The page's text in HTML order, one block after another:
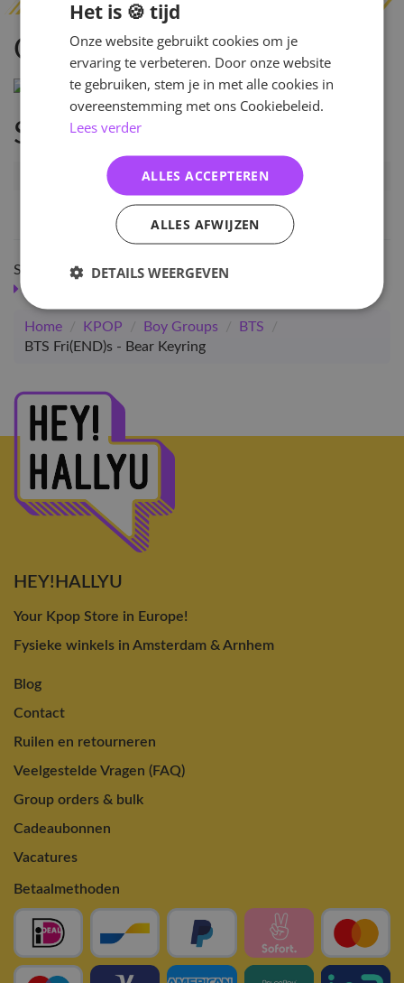
Omschrijving
Specificaties
Artikelnummer
130218
1000001302188
Shop meer
SALE
Home / KPOP / Boy Groups / BTS
/
BTS Fri(END)s - Bear Keyring
HEY!HALLYU
Your Kpop Store in Europe!
Fysieke winkels in Amsterdam & Arnhem
Blog
Contact
Ruilen en retourneren
Veelgestelde Vragen (FAQ)
Group orders & bulk
Cadeaubonnen
Vacatures
Betaalmethoden
Het is 🍪 tijd
Onze website gebruikt cookies om je
ervaring te verbeteren. Door onze website
te gebruiken, stem je in met alle cookies in
overeenstemming met ons Cookiebeleid.
Lees verder
ALLES ACCEPTEREN
ALLES AFWIJZEN
DETAILS WEERGEVEN